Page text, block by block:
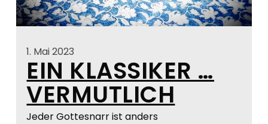
1. Mai 2023
EIN KLASSIKER …
VERMUTLICH
Jeder Gottesnarr ist anders